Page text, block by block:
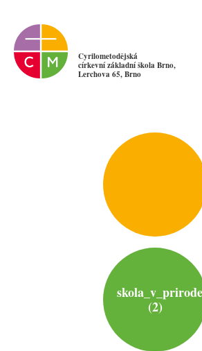
Cyrilometodějská
církevní základní škola Brno,
Lerchova 65, Brno
(2)